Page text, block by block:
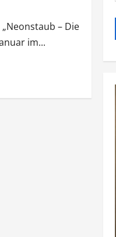
– Die
im...